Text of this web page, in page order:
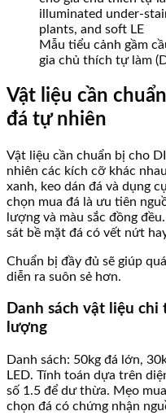
Mẫu tiểu cảnh gầm
gia chủ thích tự làm
Vật liệu cần
đá tự nhiên
Vật liệu cần chuẩn bị cho
nhiên các kích cỡ khác
xanh, keo dán đá và dụng
chọn mua đá là ưu tiên
lượng và màu sắc đồng
sát bề mặt đá có vết nứt
Chuẩn bị đầy đủ sẽ giúp
diễn ra suôn sẻ hơn.
Danh sách vật liệu
lượng
Danh sách: 50kg đá lớn,
LED. Tính toán dựa trên
số 1.5 để dư thừa. Mẹo
chọn đá có chứng nhận